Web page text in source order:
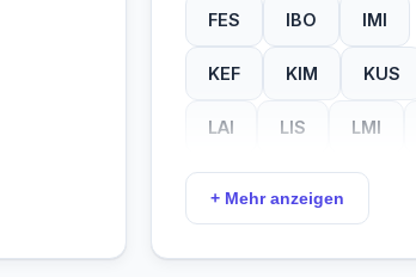
FES IBO IMI
KEF KIM KUS
LAI LIS LMI
+ Mehr anzeigen